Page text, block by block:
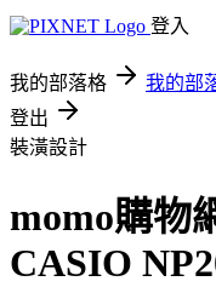
登入
我的部落格 我的部
登出
裝潢設計
momo購物
CASIO